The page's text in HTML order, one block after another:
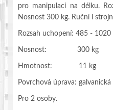
pro manipulaci na délku.
Nosnost 300 kg. Ruční i
Rozsah uchopení: 485 - 1020
Nosnost: 300 kg
Hmotnost: 11 kg
Povrchová úprava: galvanická
Pro 2 osoby.